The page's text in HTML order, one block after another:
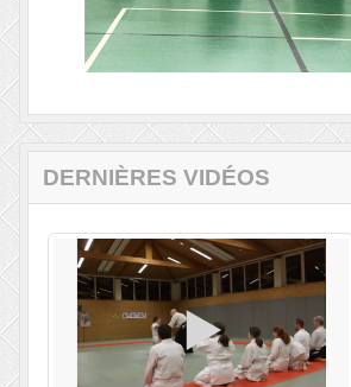
DERNIÈRES VIDÉOS